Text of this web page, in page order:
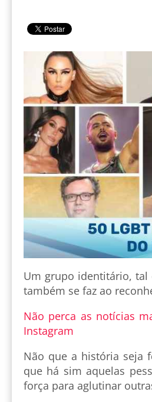
Um grupo identitário,
também se faz ao
Não perca as notícias
Instagram
Não que a história seja
que há sim aquelas
força para aglutinar